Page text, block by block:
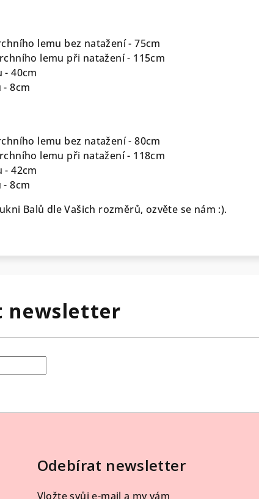
lemu bez natažení - 75cm
lemu při natažení - 115cm
- 40cm
8cm
lemu bez natažení - 80cm
lemu při natažení - 118cm
- 42cm
8cm
Balů dle Vašich rozměrů, ozvěte se nám :).
newsletter
Odebírat newsletter
Vložte svůj e-mail a my vám